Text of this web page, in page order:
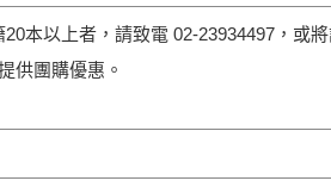
本以上者，請致電 02-23934497，或
供團購優惠。